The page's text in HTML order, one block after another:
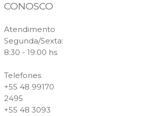
CONOSCO
Atendimento
Segunda/Sexta:
8:30 - 19:00 hs
Telefones
+55 48 99170
2495
+55 48 3093